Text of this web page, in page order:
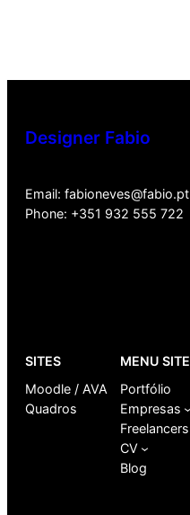
Designer Fabio
Email: fabioneves@fabio.pt
Phone: +351 932 555 722
SITES
Moodle / AVA
Quadros
MENU SITE
Portfólio
Empresas
Freelancers
CV
Blog